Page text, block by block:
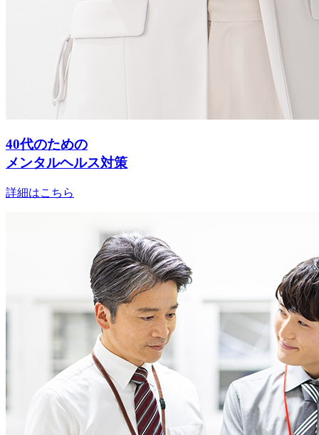
40代のための
メンタルヘルス対策
詳細はこちら